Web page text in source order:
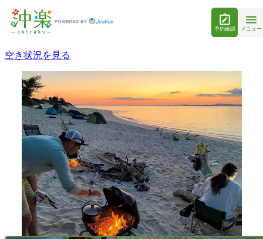
予約確認 メニュー
空き状況を見る